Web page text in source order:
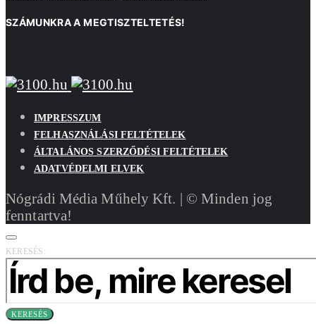
SZÁMUNKRA A MEGTISZTELTETÉS!
IMPRESSZUM
FELHASZNÁLÁSI FELTÉTELEK
ÁLTALÁNOS SZERZŐDÉSI FELTÉTELEK
ADATVÉDELMI ELVEK
Nógrádi Média Műhely Kft. | © Minden jog
fenntartva!
KERESÉS:
KERESÉS